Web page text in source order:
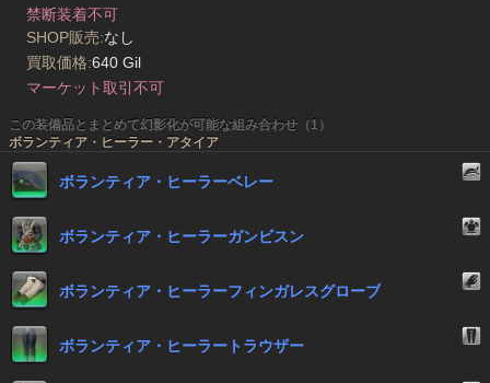
禁断装着不可
SHOP販売:なし
買取価格:640 Gil
マーケット取引不可
この装備品とまとめて幻影化が可能な組み合わせ（1）
ボランティア・ヒーラー・アタイア
ボランティア・ヒーラーベレー
ボランティア・ヒーラーガンビスン
ボランティア・ヒーラーフィンガレスグローブ
ボランティア・ヒーラートラウザー